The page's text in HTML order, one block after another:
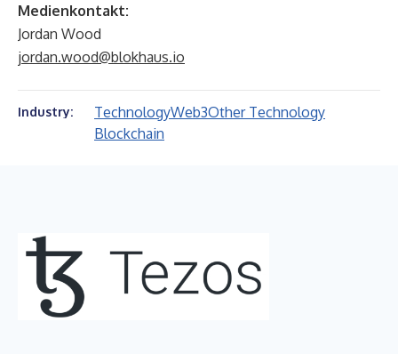
Medienkontakt:
Jordan Wood
jordan.wood@blokhaus.io
Industry: TechnologyWeb3Other Technology
Blockchain